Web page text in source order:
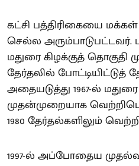
கட்சி பத்திரிகையை
செல்ல அரும்பாடுபட்டவர்.
மதுரை கிழக்குத் தொகுதி
தேர்தலில்
அதையடுத்து 1967-ல்
முதன்முறையாக
1980 தேர்தல்களிலும்
1997-ல் அப்போதைய